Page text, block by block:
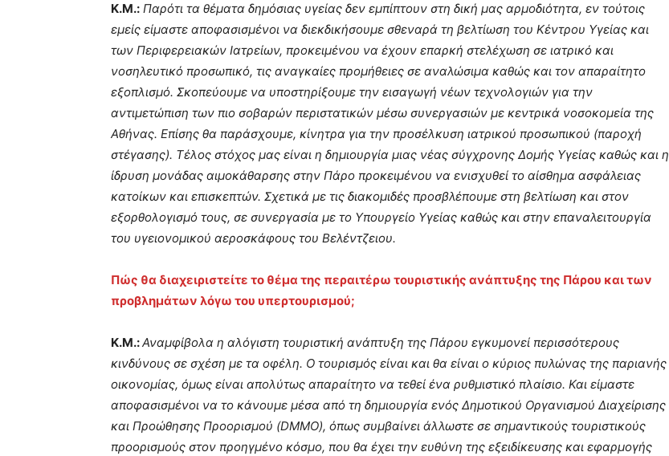
Κ.Μ.: Παρότι τα θέματα δημόσιας υγείας δεν εμπίπτουν στη δική μας αρμοδιότητα, εν τούτοις
εμείς είμαστε αποφασισμένοι να διεκδικήσουμε σθεναρά τη βελτίωση του Κέντρου Υγείας και
των Περιφερειακών Ιατρείων, προκειμένου να έχουν επαρκή στελέχωση σε ιατρικό και
νοσηλευτικό προσωπικό, τις αναγκαίες προμήθειες σε αναλώσιμα καθώς και τον απαραίτητο
εξοπλισμό. Σκοπεύουμε να υποστηρίξουμε την εισαγωγή νέων τεχνολογιών για την
αντιμετώπιση των πιο σοβαρών περιστατικών μέσω συνεργασιών με κεντρικά νοσοκομεία της
Αθήνας. Επίσης θα παράσχουμε, κίνητρα για την προσέλκυση ιατρικού προσωπικού (παροχή
στέγασης). Τέλος στόχος μας είναι η δημιουργία μιας νέας σύγχρονης Δομής Υγείας καθώς και η
ίδρυση μονάδας αιμοκάθαρσης στην Πάρο προκειμένου να ενισχυθεί το αίσθημα ασφάλειας
κατοίκων και επισκεπτών. Σχετικά με τις διακομιδές προσβλέπουμε στη βελτίωση και στον
εξορθολογισμό τους, σε συνεργασία με το Υπουργείο Υγείας καθώς και στην επαναλειτουργία
του υγειονομικού αεροσκάφους του Βελέντζειου.
Πώς θα διαχειριστείτε το θέμα της περαιτέρω τουριστικής ανάπτυξης της Πάρου και των
προβλημάτων λόγω του υπερτουρισμού;
Κ.Μ.:Αναμφίβολα η αλόγιστη τουριστική ανάπτυξη της Πάρου εγκυμονεί περισσότερους
κινδύνους σε σχέση με τα οφέλη. Ο τουρισμός είναι και θα είναι ο κύριος πυλώνας της παριανής
οικονομίας, όμως είναι απολύτως απαραίτητο να τεθεί ένα ρυθμιστικό πλαίσιο. Και είμαστε
αποφασισμένοι να το κάνουμε μέσα από τη δημιουργία ενός Δημοτικού Οργανισμού Διαχείρισης
και Προώθησης Προορισμού (DMMO), όπως συμβαίνει άλλωστε σε σημαντικούς τουριστικούς
προορισμούς στον προηγμένο κόσμο, που θα έχει την ευθύνη της εξειδίκευσης και εφαρμογής